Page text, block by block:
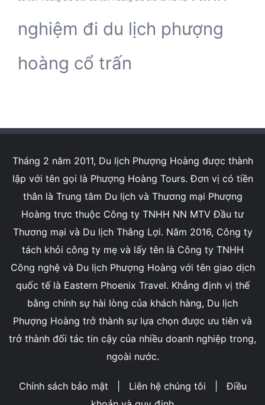
nghiệm đi du lịch phượng
hoàng cổ trấn
Tháng 2 năm 2011, Du lịch Phượng Hoàng được thành
lập với tên gọi là Phượng Hoàng Tours. Đơn vị có tiền
thân là Trung tâm Du lịch và Thương mại Phượng
Hoàng trực thuộc Công ty TNHH NN MTV Đầu tư
Thương mại và Du lịch Thắng Lợi. Năm 2016, Công ty
tách khỏi công ty mẹ và lấy tên là Công ty TNHH
Công nghệ và Du lịch Phượng Hoàng với tên giao dịch
quốc tế là Eastern Phoenix Travel. Khẳng định vị thế
bằng chính sự hài lòng của khách hàng, Du lịch
Phượng Hoàng trở thành sự lựa chọn được ưu tiên và
trở thành đối tác tin cậy của nhiều doanh nghiệp trong,
ngoài nước.
Chính sách bảo mật Liên hệ chúng tôi |Điều